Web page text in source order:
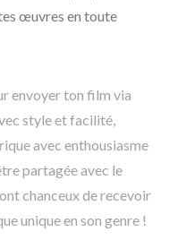
œuvres en toute
envoyer ton film via
style et facilité,
avec enthousiasme
partagée avec le
chanceux de recevoir
unique en son genre !